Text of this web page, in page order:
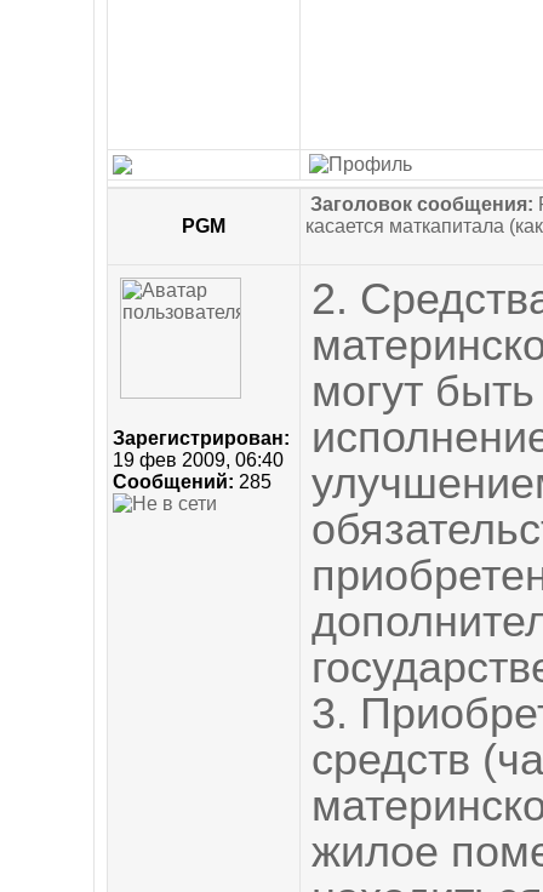
PGM
Заголовок сообщения:
касается маткапитала
Зарегистрирован:
19 фев 2009, 06:40
Сообщений: 285
2.
могут
3.
средств
жилое